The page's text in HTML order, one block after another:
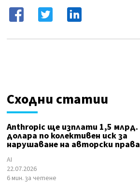
Сходни статии
Anthropic ще изплати 1,5 млрд.
долара по колективен иск за
нарушаване на авторски права
AI
22.07.2026
6 мин. за четене